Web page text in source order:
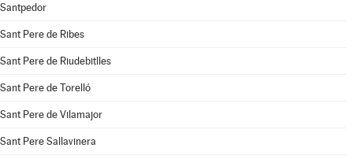
Santpedor
Sant Pere de Ribes
Sant Pere de Riudebitlles
Sant Pere de Torelló
Sant Pere de Vilamajor
Sant Pere Sallavinera